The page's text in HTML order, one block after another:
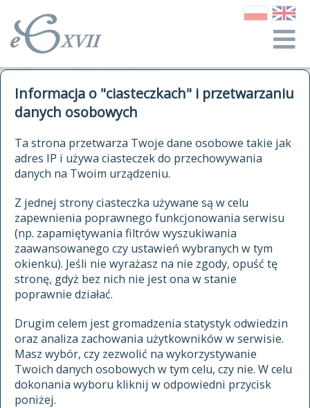
Informacja o "ciasteczkach" i przetwarzaniu
danych osobowych
Ta strona przetwarza Twoje dane osobowe takie jak
adres IP i używa ciasteczek do przechowywania
danych na Twoim urządzeniu.
Z jednej strony ciasteczka używane są w celu
zapewnienia poprawnego funkcjonowania serwisu
(np. zapamiętywania filtrów wyszukiwania
zaawansowanego czy ustawień wybranych w tym
okienku). Jeśli nie wyrażasz na nie zgody, opuść tę
stronę, gdyż bez nich nie jest ona w stanie
poprawnie działać.
Drugim celem jest gromadzenia statystyk odwiedzin
oraz analiza zachowania użytkowników w serwisie.
Masz wybór, czy zezwolić na wykorzystywanie
Twoich danych osobowych w tym celu, czy nie. W celu
dokonania wyboru kliknij w odpowiedni przycisk
poniżej.
autorzy Słownika
historia
publikacje
źródła
autorzy tekstów źródłowych
zasady opracowania
statystyki
najnowsze hasła
ostatnio zmodyfikowane hasła
materiały archiwalne
cytowanie
kontakt
kwerendy
jak cytować Słownik
ELEKTRONICZNY SŁOWNIK
JĘZYKA POLSKIEGO
XVII I XVIII WIEKU
znajdź hasła
zaczynające się od